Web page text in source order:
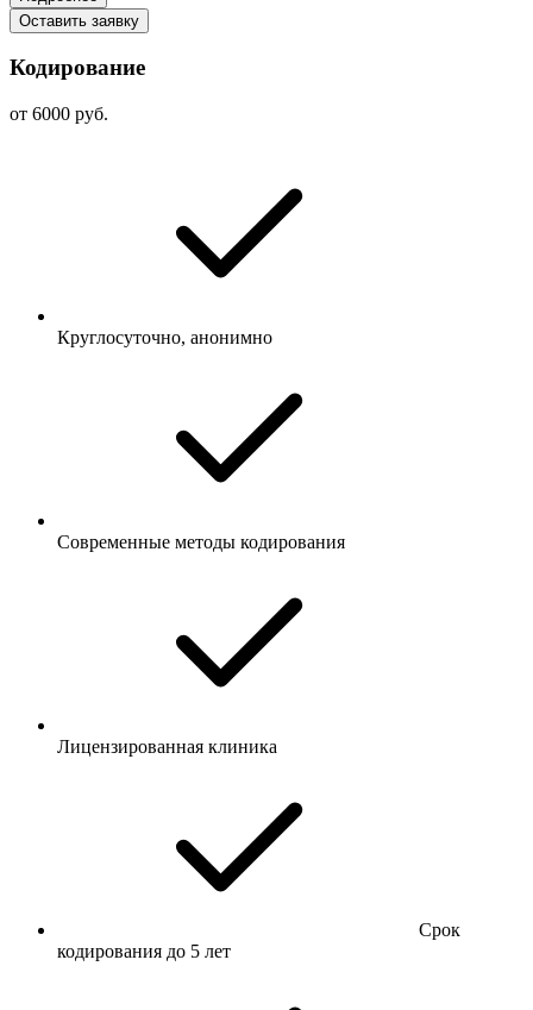
Оставить заявку
Кодирование
от 6000 руб.
Круглосуточно, анонимно
Современные методы кодирования
Лицензированная клиника
Срок
кодирования до 5 лет